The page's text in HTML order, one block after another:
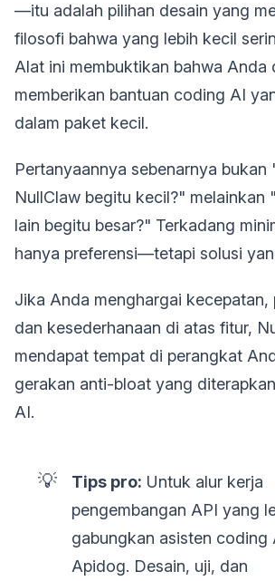
—itu adalah pilihan desain yang
filosofi bahwa yang lebih kecil
Alat ini membuktikan bahwa Anda
memberikan bantuan coding AI
dalam paket kecil.
Pertanyaannya sebenarnya bukan
NullClaw begitu kecil?" melainkan
lain begitu besar?" Terkadang
hanya preferensi—tetapi solusi
Jika Anda menghargai kecepatan,
dan kesederhanaan di atas fitur,
mendapat tempat di perangkat
gerakan anti-bloat yang
AI.
💡 Tips pro: Untuk alur kerja
pengembangan API yang
gabungkan asisten coding
Apidog. Desain, uji, dan